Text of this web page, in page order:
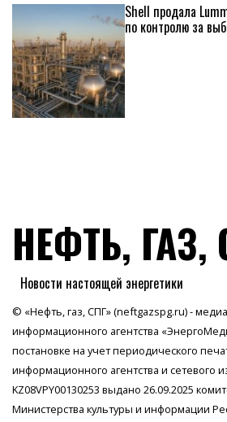
Shell продала
по контролю за
НЕФТЬ, ГАЗ,
Новости настоящей энергетики
© «Нефть, газ, СПГ» (neftgazspg.ru) -
информационного агентства
постановке на учет периодического
информационного агентства и сетевого
KZ08VPY00130253 выдано 26.09.2025
Министерства культуры и информации